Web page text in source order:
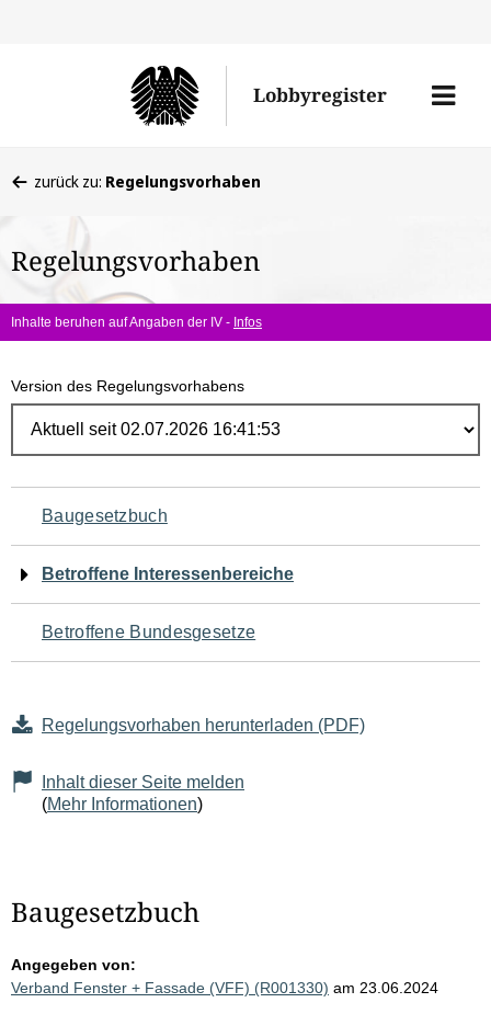
Lobbyregister
Menü
befinden
hier:
zurück zu: Regelungsvorhaben
Regelungsvorhaben
Inhalte beruhen auf Angaben der IV - Infos
Version des Regelungsvorhabens
Navigation
für
den
Seiteninhalt
Baugesetzbuch
Betroffene Interessenbereiche
Betroffene Bundesgesetze
Regelungsvorhaben herunterladen (PDF)
Inhalt dieser Seite melden
(Mehr Informationen)
Baugesetzbuch
Angegeben von:
Verband Fenster + Fassade (VFF) (R001330) am 23.06.2024